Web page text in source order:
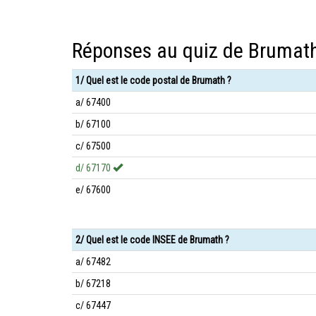
Réponses au quiz de
1/ Quel est le code postal de Brumath ?
a/ 67400
b/ 67100
c/ 67500
d/ 67170
e/ 67600
2/ Quel est le code INSEE de Brumath ?
a/ 67482
b/ 67218
c/ 67447